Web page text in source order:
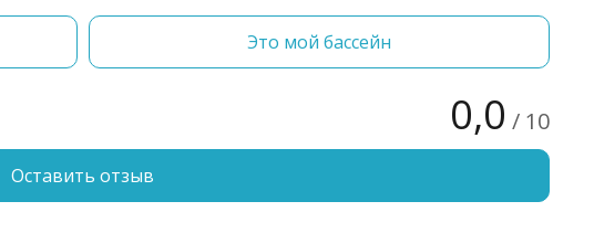
Это мой бассейн
0,0 / 10
Оставить отзыв